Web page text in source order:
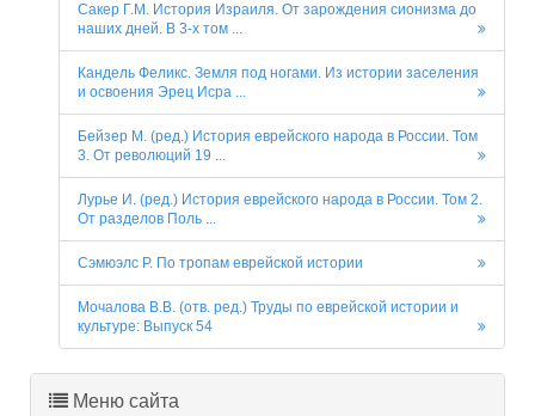
Сакер Г.М. История Израиля. От зарождения сионизма до
наших дней. В 3-х том ...
Кандель Феликс. Земля под ногами. Из истории заселения
и освоения Эрец Исра ...
Бейзер М. (ред.) История еврейского народа в России. Том
3. От революций 19 ...
Лурье И. (ред.) История еврейского народа в России. Том 2.
От разделов Поль ...
Сэмюэлс Р. По тропам еврейской истории
Мочалова В.В. (отв. ред.) Труды по еврейской истории и
культуре: Выпуск 54
Меню сайта